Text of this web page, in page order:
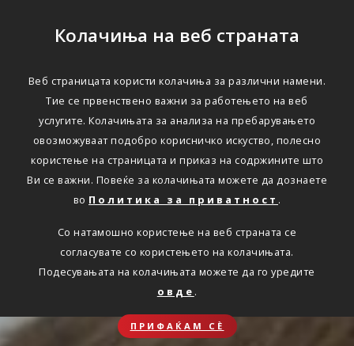
Колачиња на веб страната
Веб страницата користи колачиња за различни намени.
Тие се првенствено важни за работењето на веб
услугите. Колачињата за анализа на пребарувањето
овозможуваат подобро корисничко искуство, полесно
користење на страницата и приказ на содржините што
Ви се важни. Повеќе за колачињата можете да дознаете
во Политика за приватност .
Со натамошно користење на веб страната се
согласувате со користењето на колачињата.
Подесувањата на колачињата можете да го уредите
овде .
ПРИФАЌАМ СЀ